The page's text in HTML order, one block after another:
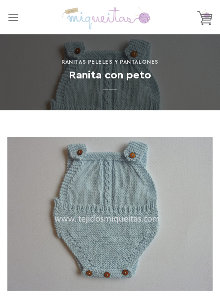
RANITAS PELELES Y PANTALONES
Ranita con peto